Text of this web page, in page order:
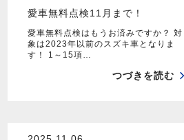
愛車無料点検11月まで！
愛車無料点検はもうお済みですか？ 対
象は2023年以前のスズキ車となりま
す！ 1～15項…
つづきを読む